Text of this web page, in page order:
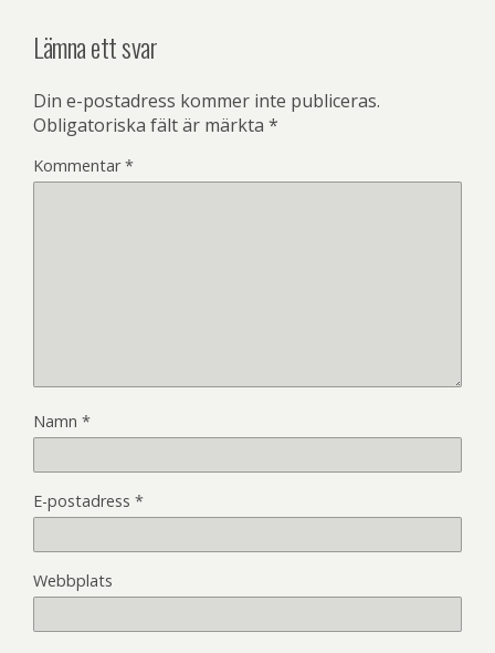
Lämna ett svar
Din e-postadress kommer inte publiceras.
Obligatoriska fält är märkta *
Kommentar*
Namn *
E-postadress *
Webbplats